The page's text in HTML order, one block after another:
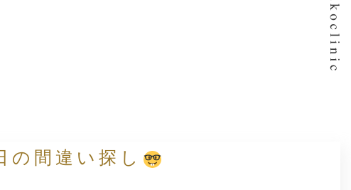
の間違い探し